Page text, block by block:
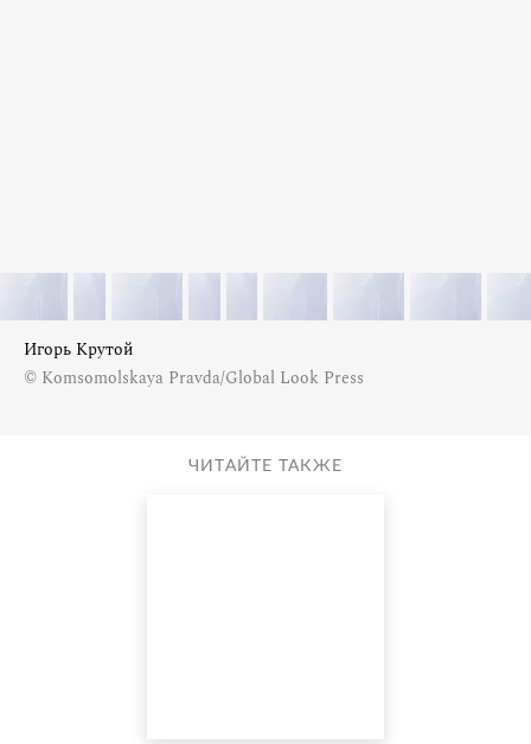
Игорь Крутой
© Komsomolskaya Pravda/Global Look Press
ЧИТАЙТЕ ТАКЖЕ